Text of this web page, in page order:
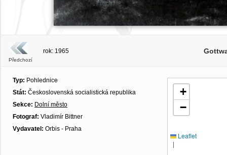
Předchozí
rok: 1965
Typ: Pohlednice
Stát: Československá socialistická republika
Sekce: Dolní město
Fotograf: Vladimír Bittner
Vydavatel: Orbis - Praha
+
−
Leaflet
|